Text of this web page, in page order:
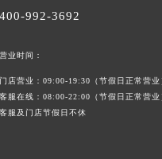
400-992-3692
营业时间：
门店营业：09:00-19:30（节假日正常营业
客服在线：08:00-22:00（节假日正常营业
客服及门店节假日不休